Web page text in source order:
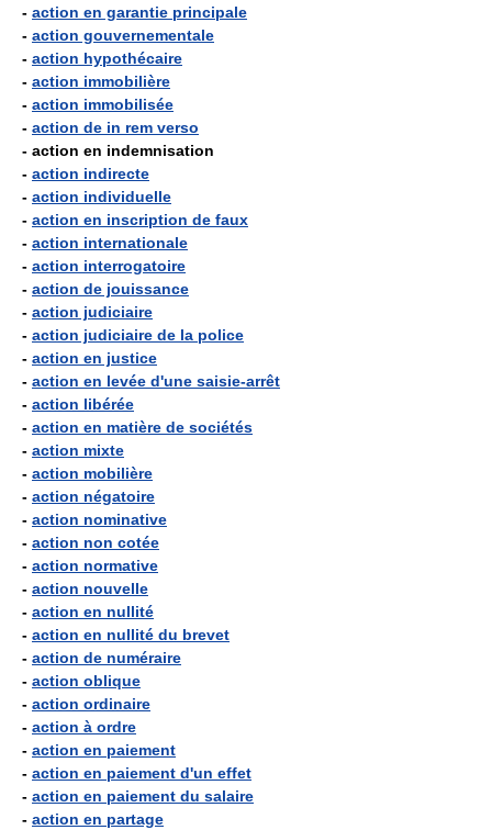
- action en garantie principale
- action gouvernementale
- action hypothécaire
- action immobilière
- action immobilisée
- action de in rem verso
- action en indemnisation
- action indirecte
- action individuelle
- action en inscription de faux
- action internationale
- action interrogatoire
- action de jouissance
- action judiciaire
- action judiciaire de la police
- action en justice
- action en levée d'une saisie-arrêt
- action libérée
- action en matière de sociétés
- action mixte
- action mobilière
- action négatoire
- action nominative
- action non cotée
- action normative
- action nouvelle
- action en nullité
- action en nullité du brevet
- action de numéraire
- action oblique
- action ordinaire
- action à ordre
- action en paiement
- action en paiement d'un effet
- action en paiement du salaire
- action en partage